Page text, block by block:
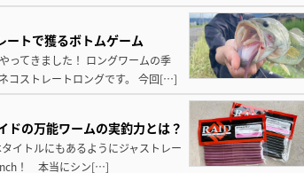
ートで獲るボトムゲーム
ってきました！ ロングワームの季
コストレートロングです。 今回[…]
の万能ワームの実釣力とは？
イトルにもあるようにジャストレー
！ 本当にシン[…]